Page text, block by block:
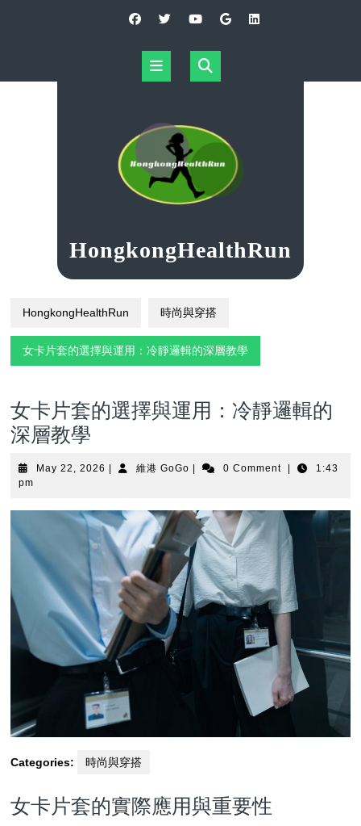
Open
HongkongHealthRun
HongkongHealthRun 時尚與穿搭
女卡片套的選擇與運用：冷靜邏輯的深層教學
女卡片套的選擇與運用：冷靜邏輯的
深層教學
May 22, 2026 May
維港 GoGo 維
0 Comment
1:43
pm
Categories: 時尚與穿搭
女卡片套的實際應用與重要性